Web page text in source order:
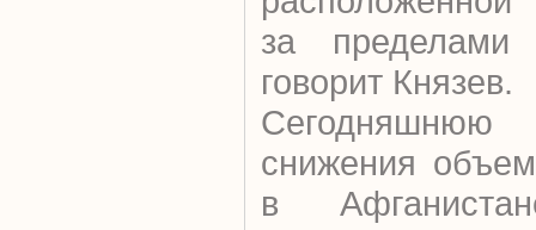
за пределами
говорит Князев.
снижения
в